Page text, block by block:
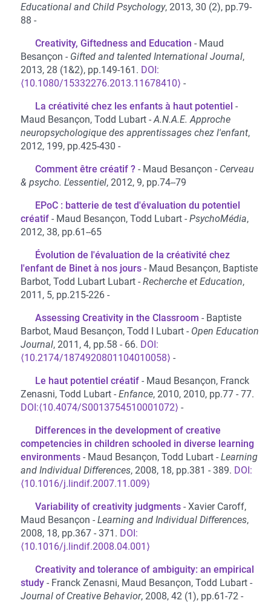
Educational and Child Psychology, 2013, 30 (2), pp.79-
88
Creativity, Giftedness and Education
Maud
Besançon
Gifted and talented International Journal,
2013, 28 (1&2), pp.149-161.
⟨10.1080/15332276.2013.11678410⟩
La créativité chez les enfants à haut potentiel
Maud Besançon, Todd Lubart
A.N.A.E. Approche
neuropsychologique des apprentissages chez l'enfant,
2012, 199, pp.425-430
Comment être créatif ?
Maud Besançon
Cerveau
& psycho. L'essentiel, 2012, 9, pp.74--79
EPoC : batterie de test d'évaluation du potentiel
créatif
Maud Besançon, Todd Lubart PsychoMédia,
2012, 38, pp.61--65
Évolution de l'évaluation de la créativité chez
l'enfant de Binet à nos jours
Maud Besançon, Baptiste
Barbot, Todd Lubart Lubart
Recherche et Education,
2011, 5, pp.215-226
Assessing Creativity in the Classroom
Baptiste
Barbot, Maud Besançon, Todd I Lubart
Open Education
Journal, 2011, 4, pp.58 - 66.
⟨10.2174/1874920801104010058⟩
Le haut potentiel créatif
Maud Besançon, Franck
Zenasni, Todd Lubart
Enfance, 2010, 2010, pp.77 - 77.
⟨10.4074/S0013754510001072⟩
Differences in the development of creative
competencies in children schooled in diverse learning
environments
Maud Besançon, Todd Lubart
Learning
and Individual Differences, 2008, 18, pp.381 - 389.
⟨10.1016/j.lindif.2007.11.009⟩
Variability of creativity judgments
Xavier Caroff,
Maud Besançon
Learning and Individual Differences,
2008, 18, pp.367 - 371.
⟨10.1016/j.lindif.2008.04.001⟩
Creativity and tolerance of ambiguity: an empirical
study
Franck Zenasni, Maud Besançon, Todd Lubart
Journal of Creative Behavior, 2008, 42 (1), pp.61-72